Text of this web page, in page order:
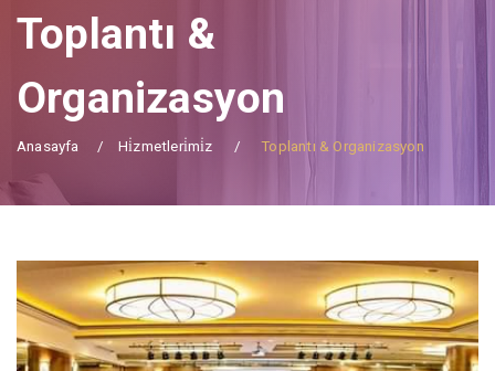
Toplantı &
Organizasyon
Anasayfa Hi̇zmetleri̇mi̇z Toplantı & Organizasyon